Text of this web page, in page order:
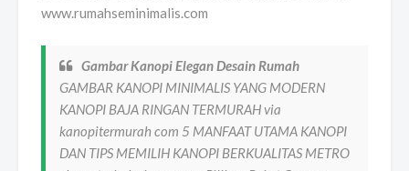
www.rumahseminimalis.com
Gambar Kanopi Elegan Desain Rumah
GAMBAR KANOPI MINIMALIS YANG MODERN
KANOPI BAJA RINGAN TERMURAH via
kanopitermurah com 5 MANFAAT UTAMA KANOPI
DAN TIPS MEMILIH KANOPI BERKUALITAS METRO